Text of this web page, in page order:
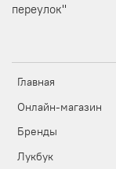
Главная
Онлайн-магазин
Бренды
Лукбук
переулок"